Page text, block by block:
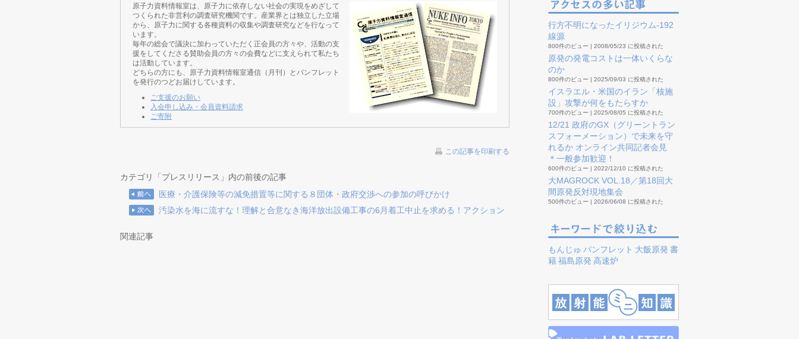
原子力資料情報室は、原子力に依存しない社会の実現をめざして
つくられた非営利の調査研究機関です。産業界とは独立した立場
から、原子力に関する各種資料の収集や調査研究などを行なって
います。
毎年の総会で議決に加わっていただく正会員の方々や、活動の支
援をしてくださる賛助会員の方々の会費などに支えられて私たち
は活動しています。
どちらの方にも、原子力資料情報室通信（月刊）とパンフレット
を発行のつどお届けしています。
ご支援のお願い
入会申し込み・会員資料請求
ご寄附
この記事を印刷する
カテゴリ「プレスリリース」内の前後の記事
医療・介護保険等の減免措置等に関する８団体・政府交渉への参加の呼びかけ
汚染水を海に流すな！理解と合意なき海洋放出設備工事の6月着工中止を求める！アクション
関連記事
行方不明になったイリジウム-192
線源
800件のビュー | 2008/05/23 に投稿された
原発の発電コストは一体いくらな
のか
800件のビュー | 2025/09/03 に投稿された
イスラエル・米国のイラン「核施
設」攻撃が何をもたらすか
700件のビュー | 2025/08/05 に投稿された
12/21 政府のGX（グリーントラン
スフォーメーション）で未来を守
れるか オンライン共同記者会見
＊一般参加歓迎！
600件のビュー | 2022/12/10 に投稿された
大MAGROCK VOL.18／第18回大
間原発反対現地集会
500件のビュー | 2026/06/08 に投稿された
もんじゅ パンフレット 大飯原発 書
籍福島原発 高速炉